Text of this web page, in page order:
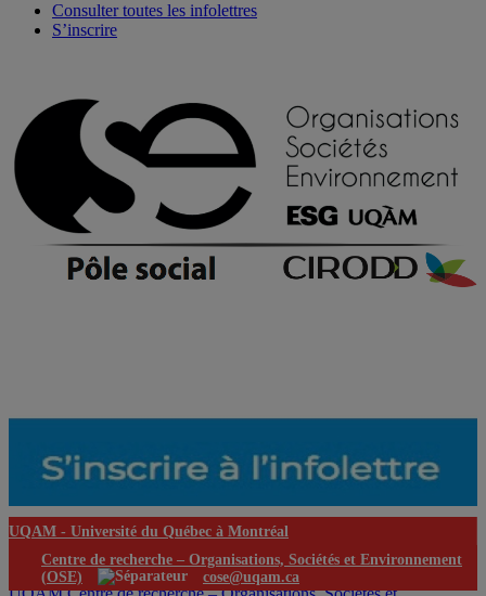
Consulter toutes les infolettres
S’inscrire
UQAM - Université du Québec à Montréal
Centre de recherche – Organisations, Sociétés et Environnement
(OSE)
cose@uqam.ca